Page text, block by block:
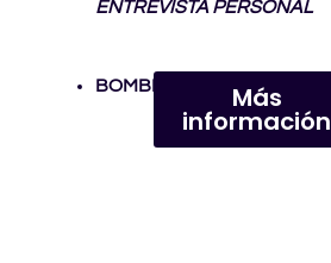
ENTREVISTA PERSONAL
BOMBEROS Más
información